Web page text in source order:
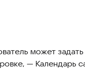
может
— Календарь